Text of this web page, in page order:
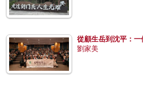
從顧生岳到沈平：
劉家美